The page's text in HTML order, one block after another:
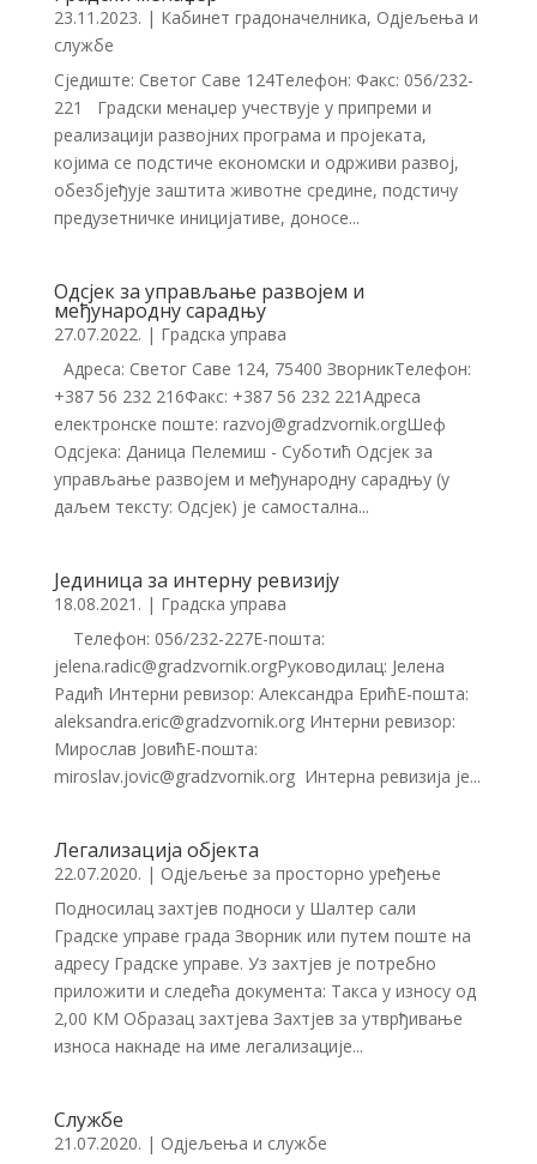
23.11.2023. | Кабинет градоначелника, Одјељења и
службе
Сједиште: Светог Саве 124Телефон: Факс: 056/232-
221 Градски менаџер учествује у припреми и
реализацији развојних програма и пројеката,
којима се подстиче економски и одрживи развој,
обезбјеђује заштита животне средине, подстичу
предузетничке иницијативе, доносе...
Oдсјек за управљање развојем и
међународну сарадњу
27.07.2022. | Градска управа
Адреса: Светог Саве 124, 75400 ЗворникТелефон:
+387 56 232 216Факс: +387 56 232 221Адреса
електронске поште: razvoj@gradzvornik.orgШеф
Одсјека: Даница Пелемиш - Суботић Одсјек за
управљање развојем и међународну сарадњу (у
даљем тексту: Одсјек) је самостална...
Јединица за интерну ревизију
18.08.2021. | Градска управа
Телефон: 056/232-227Е-пошта:
jelena.radic@gradzvornik.orgРуководилац: Јелена
Радић Интерни ревизор: Александра ЕрићЕ-пошта:
aleksandra.eric@gradzvornik.org Интерни ревизор:
Мирослав ЈовићЕ-пошта:
miroslav.jovic@gradzvornik.org Интерна ревизија је...
Легализација објекта
22.07.2020. | Одјељење за просторно уређење
Подносилац захтјев подноси у Шалтер сали
Градске управе града Зворник или путем поште на
адресу Градске управе. Уз захтјев је потребно
приложити и следећа документа: Такса у износу од
2,00 КМ Образац захтјева Захтјев за утврђивање
износа накнаде на име легализације...
Службе
21.07.2020. | Одјељења и службе